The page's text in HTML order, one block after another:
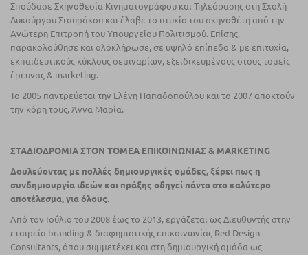
Σπούδασε Σκηνοθεσία Κινηματογράφου και Τηλεόρασης στη Σχολή
Λυκούργου Σταυράκου και έλαβε το πτυχίο του σκηνοθέτη από την
Ανώτερη Επιτροπή του Υπουργείου Πολιτισμού. Eπίσης,
παρακολούθησε και ολοκλήρωσε, σε υψηλό επίπεδο & µε επιτυχία,
εκπαιδευτικούς κύκλους σεμιναρίων, εξειδικευμένους στους τομείς
έρευνας & marketing.
Το 2005 παντρεύεται την Ελένη Παπαδοπούλου και το 2007 αποκτούν
την κόρη τους, Άννα Μαρία.
ΣΤΑΔΙΟΔΡΟΜΙΑ ΣΤΟΝ ΤΟΜΕΑ ΕΠΙΚΟΙΝΩΝΙΑΣ & MARKETING
Δουλεύοντας µε πολλές δημιουργικές ομάδες, ξέρει πως η
συνδηµιουργία ιδεών και πράξης οδηγεί πάντα στο καλύτερο
αποτέλεσμα, για όλους.
Από τον Ιούλιο του 2008 έως το 2013, εργάζεται ως Διευθυντής στην
εταιρεία branding & διαφημιστικής επικοινωνίας Red Design
Consultants, όπου συμμετέχει και στη δημιουργική ομάδα ως